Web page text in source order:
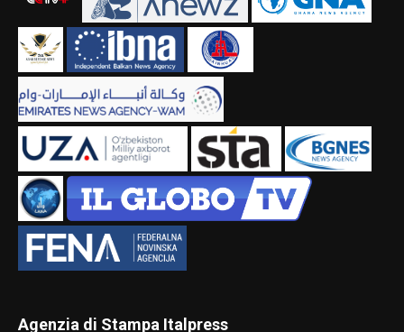
Agenzia di Stampa Italpress